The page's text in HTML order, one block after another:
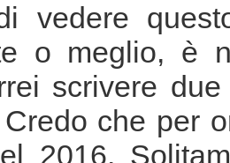
vedere
o meglio, è
scrivere
che per
2016.